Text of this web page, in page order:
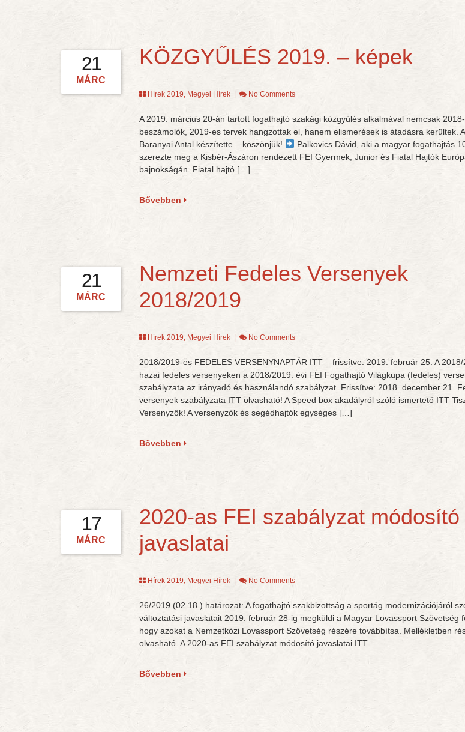
21
MÁRC
KÖZGYŰLÉS 2019. – képek
Hírek 2019, Megyei Hírek| No Comments
A 2019. március 20-án tartott fogathajtó szakági közgyűlés alkalmával nemcsak
beszámolók, 2019-es tervek hangzottak el, hanem elismerések is átadásra kerültek.
Baranyai Antal készítette – köszönjük!
Palkovics Dávid, aki a magyar fogathajtás
szerezte meg a Kisbér-Ászáron rendezett FEI Gyermek, Junior és Fiatal Hajtók
bajnokságán. Fiatal hajtó […]
Bővebben
21
MÁRC
Nemzeti Fedeles Versenyek
2018/2019
Hírek 2019, Megyei Hírek| No Comments
2018/2019-es FEDELES VERSENYNAPTÁR ITT – frissítve: 2019. február 25. A
hazai fedeles versenyeken a 2018/2019. évi FEI Fogathajtó Világkupa (fedeles)
szabályzata az irányadó és használandó szabályzat. Frissítve: 2018. december 21.
versenyek szabályzata ITT olvasható! A Speed box akadályról szóló ismertető ITT
Versenyzők! A versenyzők és segédhajtók egységes […]
Bővebben
17
MÁRC
2020-as FEI szabályzat módosító
javaslatai
Hírek 2019, Megyei Hírek| No Comments
26/2019 (02.18.) határozat: A fogathajtó szakbizottság a sportág modernizációjáról
változtatási javaslatait 2019. február 28-ig megküldi a Magyar Lovassport Szövetség
hogy azokat a Nemzetközi Lovassport Szövetség részére továbbítsa. Mellékletben
olvasható. A 2020-as FEI szabályzat módosító javaslatai ITT
Bővebben